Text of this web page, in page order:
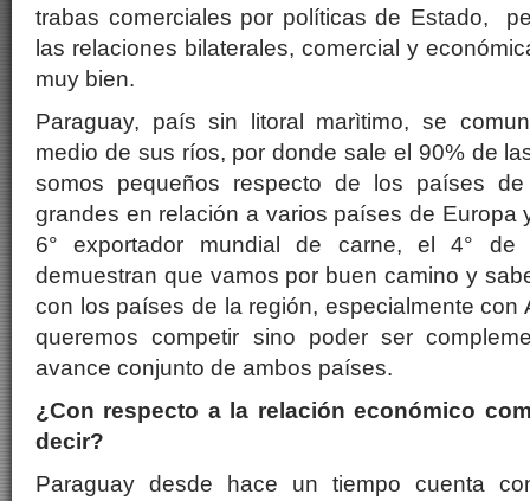
trabas comerciales por políticas de Estado,
las relaciones bilaterales, comercial y
muy bien.
Paraguay, país sin litoral marìtimo, se
medio de sus ríos, por donde sale el 90% de
somos pequeños respecto de los países de
grandes en relación a varios países de Europa
6° exportador mundial de carne, el 4° de
demuestran que vamos por buen camino y
con los países de la región, especialmente con
queremos competir sino poder ser
avance conjunto de ambos países.
¿Con respecto a la relación económico
decir?
Paraguay desde hace un tiempo cuenta